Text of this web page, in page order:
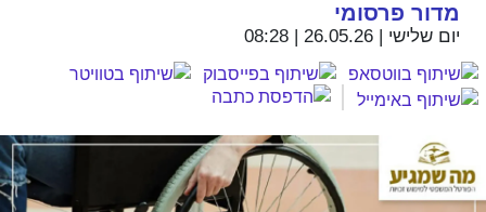
מדור פרסומי
יום שלישי | 26.05.26 | 08:28